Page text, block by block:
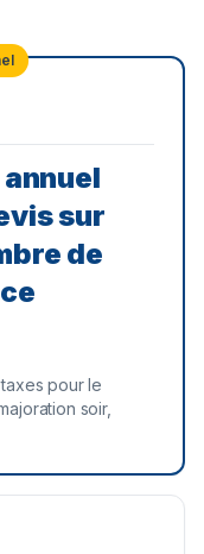
sur
de
pour le
soir,